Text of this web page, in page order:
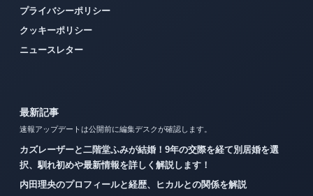
プライバシーポリシー
クッキーポリシー
ニュースレター
最新記事
速報アップデートは公開前に編集デスクが確認します。
カズレーザーと二階堂ふみが結婚！9年の交際を経て別居婚を選
択、馴れ初めや最新情報を詳しく解説します！
内田理央のプロフィールと経歴、ヒカルとの関係を解説